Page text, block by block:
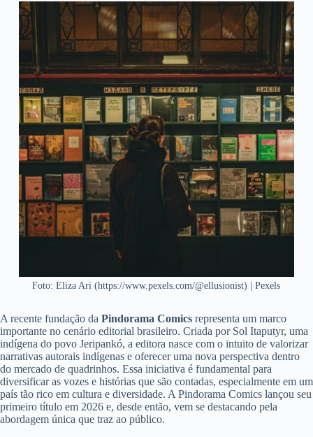
Foto: Eliza Ari (https://www.pexels.com/@ellusionist) | Pexels
A recente fundação da Pindorama Comics representa um marco
importante no cenário editorial brasileiro. Criada por Sol Itaputyr, uma
indígena do povo Jeripankó, a editora nasce com o intuito de valorizar
narrativas autorais indígenas e oferecer uma nova perspectiva dentro
do mercado de quadrinhos. Essa iniciativa é fundamental para
diversificar as vozes e histórias que são contadas, especialmente em um
país tão rico em cultura e diversidade. A Pindorama Comics lançou seu
primeiro título em 2026 e, desde então, vem se destacando pela
abordagem única que traz ao público.